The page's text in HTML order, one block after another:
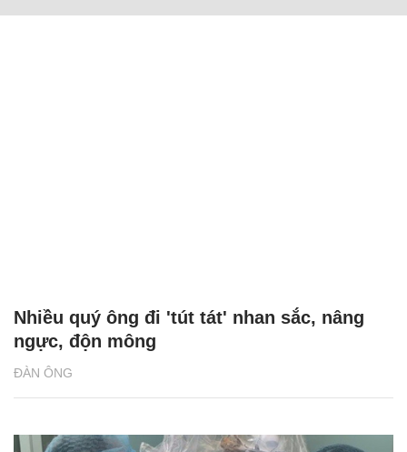
ĐÀN ÔNG
Nhiều quý ông đi 'tút tát' nhan sắc, nâng
ngực, độn mông